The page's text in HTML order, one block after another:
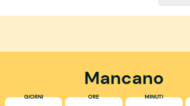
Mancano
GIORNI ORE MINUTI